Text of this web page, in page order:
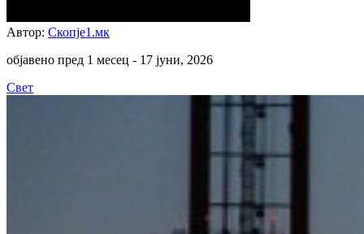
Автор: Скопје1.мк
објавено пред 1 месец - 17 јуни, 2026
Свет